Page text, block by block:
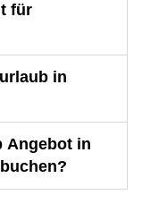
für
in
Angebot in